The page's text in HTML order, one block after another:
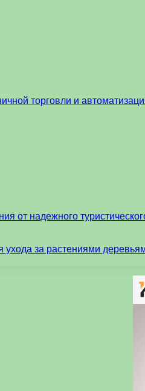
торговли и
от надежного
за растениями